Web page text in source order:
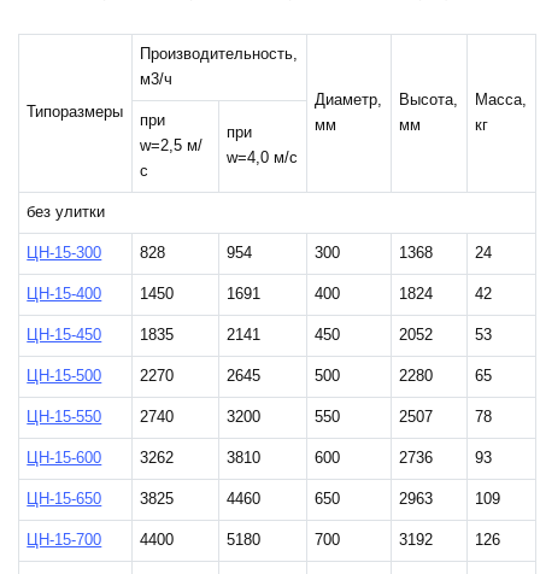
Типоразмеры
Производительность,
м3/ч
Диаметр,
мм
Высота,
мм
Масса,
кг
при
w=2,5 м/
с
при
w=4,0 м/с
без улитки
ЦН-15-300 828 954 300 1368 24
ЦН-15-400 1450 1691 400 1824 42
ЦН-15-450 1835 2141 450 2052 53
ЦН-15-500 2270 2645 500 2280 65
ЦН-15-550 2740 3200 550 2507 78
ЦН-15-600 3262 3810 600 2736 93
ЦН-15-650 3825 4460 650 2963 109
ЦН-15-700 4400 5180 700 3192 126